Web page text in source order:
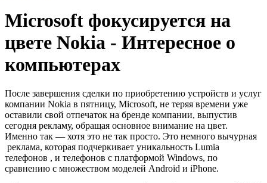
Microsoft фокусируется на
цвете Nokia - Интересное о
компьютерах
После завершения сделки по приобретению устройств и услуг
компании Nokia в пятницу, Microsoft, не теряя времени уже
оставили свой ​​отпечаток на бренде компании, выпустив
сегодня рекламу, обращая основное внимание на цвет.
Именно так — хотя это не так просто. Это немного вычурная
реклама, которая подчеркивает уникальность Lumia
телефонов , и телефонов с платформой Windows, по
сравнению с множеством моделей Android и iPhone.